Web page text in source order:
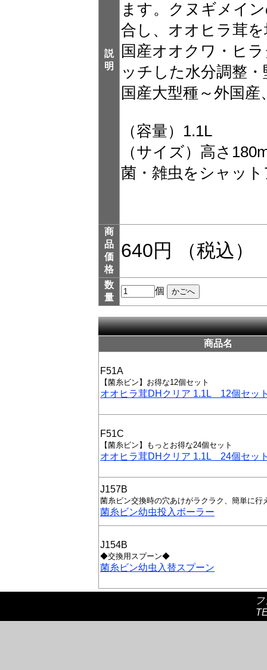
説
明
ます。クヌギメイ
合し、オオヒラ茸
国産オオクワ・ヒ
ッチした水分調整
国産大型種～外国
（容量）1.1L
（サイズ）高さ
菌・雑虫をシャッ
商
品
価
格
640円 （税込）
数
量
個
商品名
F51A
【菌糸ビン】お得な12個セット
オオヒラ茸DHクリア 1.1L 12個セッ
F51C
【菌糸ビン】もっとお得な24個セット
オオヒラ茸DHクリア 1.1L 24個セッ
J157B
菌糸ビン交換時の穴あけがラクラク、簡単に行
菌糸ビン幼虫投入ボーラー
J154B
◆交換用スプーン◆
菌糸ビン幼虫入替スプーン